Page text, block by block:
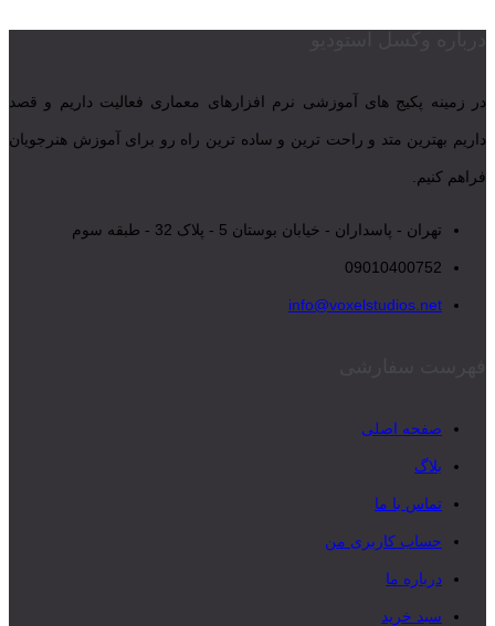
در زمینه پکیج های آموزشی نرم افزارهای معماری فعالیت داریم و قصد
داریم بهترین متد و راحت ترین و ساده ترین راه رو برای آموزش هنرجویان
فراهم کنیم.
تهران - پاسداران - خیابان بوستان 5 - پلاک 32 - طبقه سوم
09010400752
info@voxelstudios.net
صفحه اصلی
بلاگ
تماس با ما
حساب کاربری من
درباره ما
سبد خرید